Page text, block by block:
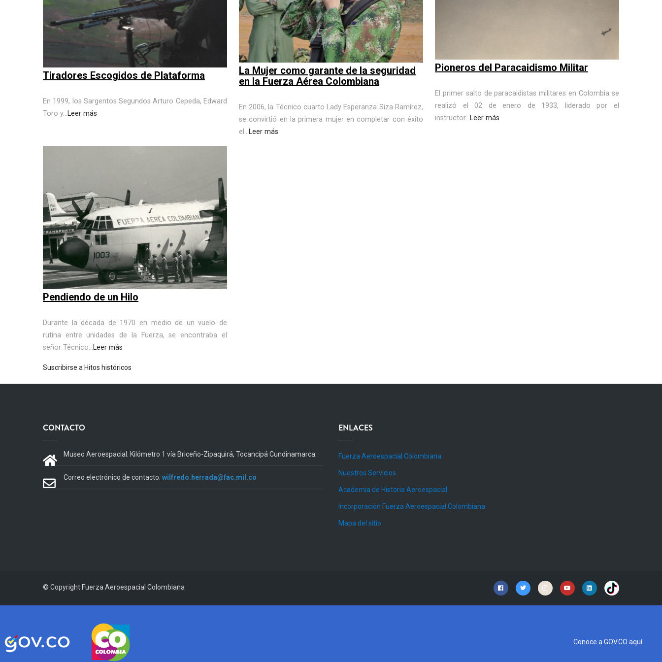
Tiradores Escogidos de Plataforma
En 1999, los Sargentos Segundos Arturo Cepeda, Edward
Toro y...Leer más
La Mujer como garante de la seguridad
en la Fuerza Aérea Colombiana
En 2006, la Técnico cuarto Lady Esperanza Siza Ramírez,
se convirtió en la primera mujer en completar con éxito
el...Leer más
Pioneros del Paracaidismo Militar
El primer salto de paracaidistas militares en Colombia se
realizó el 02 de enero de 1933, liderado por el
instructor...Leer más
Pendiendo de un Hilo
Durante la década de 1970 en medio de un vuelo de
rutina entre unidades de la Fuerza, se encontraba el
señor Técnico...Leer más
Suscribirse a Hitos históricos
CONTACTO
Museo Aeroespacial: Kilómetro 1 vía Briceño-Zipaquirá, Tocancipá Cundinamarca.
Correo electrónico de contacto: wilfredo.herrada@fac.mil.co
ENLACES
Fuerza Aeroespacial Colombiana
Nuestros Servicios
Academia de Historia Aeroespacial
Incorporación Fuerza Aeroespacial Colombiana
Mapa del sitio
© Copyright Fuerza Aeroespacial Colombiana
Conoce a GOV.CO aquí